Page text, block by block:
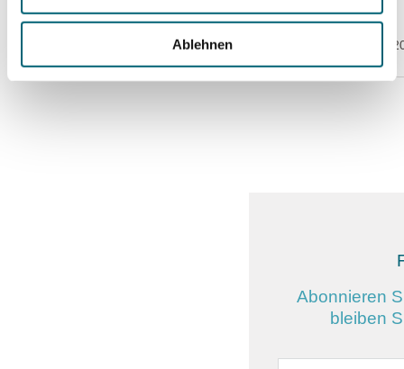
Ablehnen 27. November
Abonnieren
bleiben